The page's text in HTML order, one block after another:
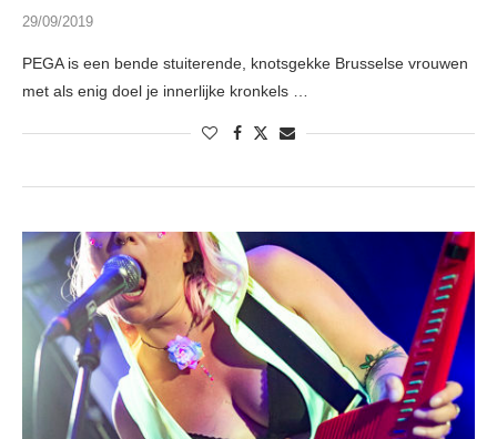
29/09/2019
PEGA is een bende stuiterende, knotsgekke Brusselse vrouwen
met als enig doel je innerlijke kronkels …